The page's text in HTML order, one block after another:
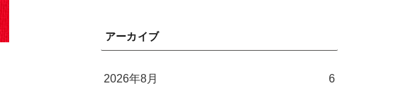
アーカイブ
2026年8月 6